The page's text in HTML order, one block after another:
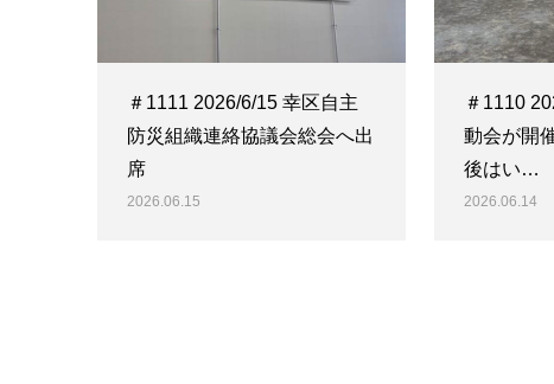
＃1111 2026/6/15 幸区自主
防災組織連絡協議会総会へ出
席
2026.06.15
＃1110
動会が開
後はい…
2026.06.14